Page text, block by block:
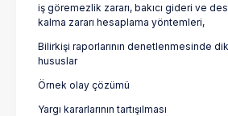
iş göremezlik zararı, bakıcı gideri ve
kalma zararı hesaplama yöntemleri,
Bilirkişi raporlarının denetlenmesinde
hususlar
Örnek olay çözümü
Yargı kararlarının tartışılması